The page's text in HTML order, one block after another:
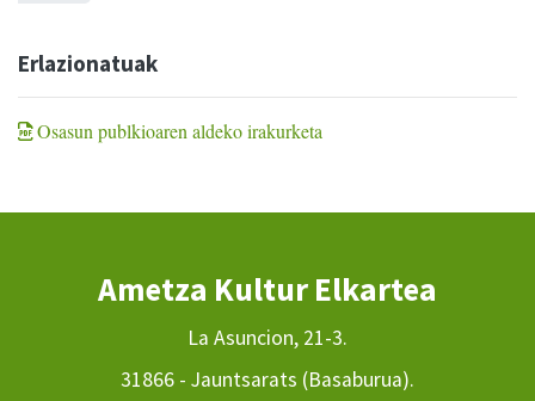
Erlazionatuak
Osasun publkioaren aldeko irakurketa
Ametza Kultur Elkartea
La Asuncion, 21-3.
31866 - Jauntsarats (Basaburua).